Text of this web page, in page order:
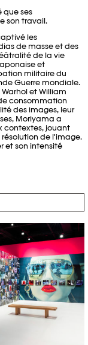
que ses
son travail.
les
de masse et des
de la vie
et
militaire du
Guerre mondiale.
et William
consommation
des images, leur
Moriyama a
contextes, jouant
de l'image.
et son intensité
© Eloïse Genoud
/ Plateforme 10